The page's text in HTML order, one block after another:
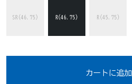
SR(46.75) R(46.75) R(45.75)
カートに追加